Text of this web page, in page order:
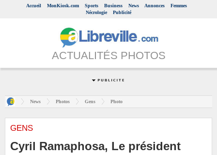
Accueil MonKiosk.com Sports Business News Annonces
Femmes
Nécrologie
Publicité
ACTUALITÉS PHOTOS
News Photos Gens Photo
GENS
Cyril Ramaphosa, Le président